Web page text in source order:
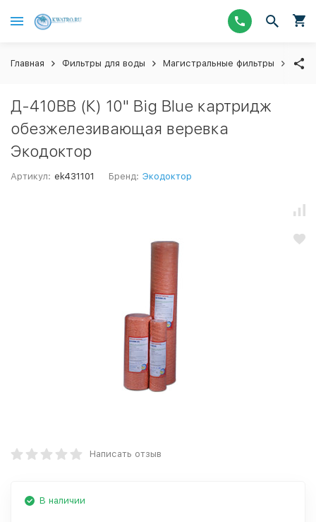
Главная Фильтры для воды Магистральные фильтры
Д-410ВВ (К) 10" Big Blue картридж
обезжелезивающая веревка
Экодоктор
Артикул: ek431101 Бренд: Экодоктор
Написать отзыв
В наличии